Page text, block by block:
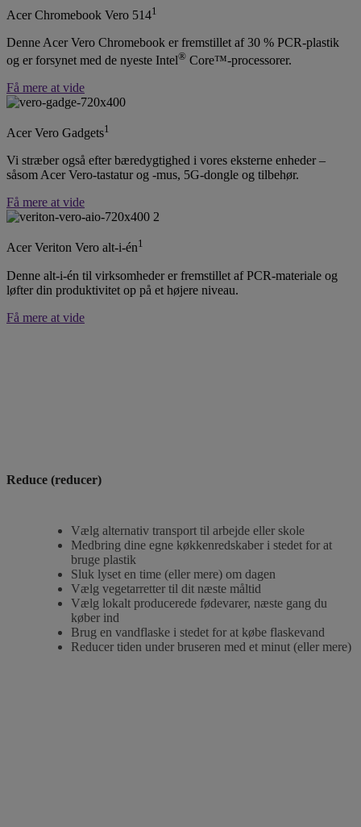
Acer Chromebook Vero 5141
Denne Acer Vero Chromebook er fremstillet af 30 % PCR-plastik
og er forsynet med de nyeste Intel® Core™-processorer.
Få mere at vide
Acer Vero Gadgets1
Vi stræber også efter bæredygtighed i vores eksterne enheder –
såsom Acer Vero-tastatur og -mus, 5G-dongle og tilbehør.
Få mere at vide
Acer Veriton Vero alt-i-én1
Denne alt-i-én til virksomheder er fremstillet af PCR-materiale og
løfter din produktivitet op på et højere niveau.
Få mere at vide
Reduce (reducer)
Vælg alternativ transport til arbejde eller skole
Medbring dine egne køkkenredskaber i stedet for at
bruge plastik
Sluk lyset en time (eller mere) om dagen
Vælg vegetarretter til dit næste måltid
Vælg lokalt producerede fødevarer, næste gang du
køber ind
Brug en vandflaske i stedet for at købe flaskevand
Reducer tiden under bruseren med et minut (eller mere)